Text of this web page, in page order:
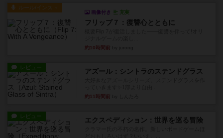
ルール/インスト
画像付き 充実
フリップ７：復讐心とともに
約10時間前
レビュー アズール：シントラのステンドグラス
約11時間前
レビュー エクスペディション：世界を巡る冒険